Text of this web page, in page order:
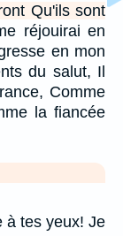
Qu'ils sont
réjouirai en
en mon
du salut, Il
Comme
la fiancée
à tes yeux! Je